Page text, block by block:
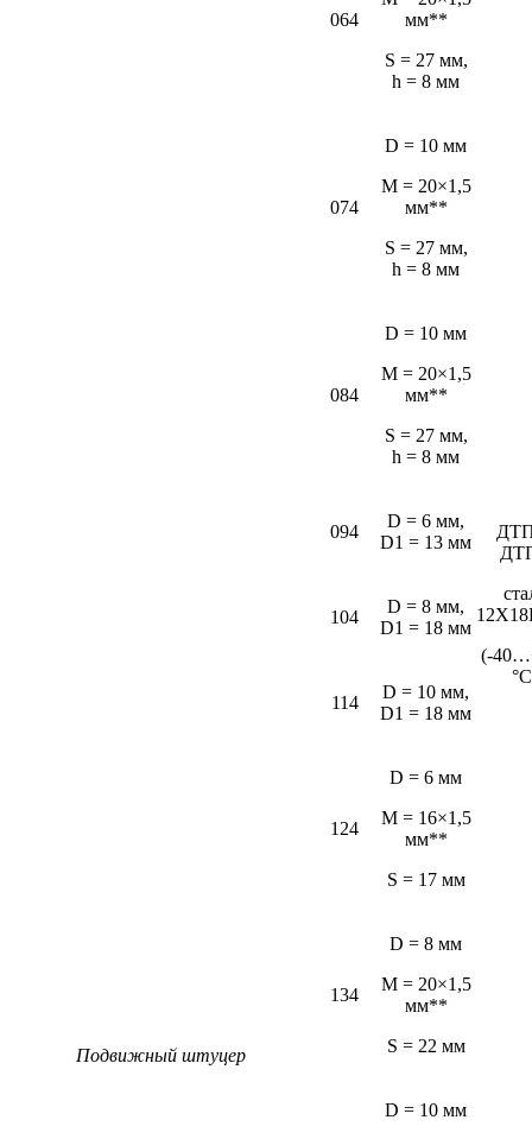
(-
064
мм**
S = 27 мм,
h = 8 мм
074
D = 10 мм
M = 20×1,5
мм**
S = 27 мм,
h = 8 мм
084
D = 10 мм
M = 20×1,5
мм**
S = 27 мм,
h = 8 мм
094
D = 6 мм,
D1 = 13 мм
104
D = 8 мм,
D1 = 18 мм
114
D = 10 мм,
D1 = 18 мм
Подвижный штуцер
124
D = 6 мм
M = 16×1,5
мм**
S = 17 мм
134
D = 8 мм
M = 20×1,5
мм**
S = 22 мм
D = 10 мм